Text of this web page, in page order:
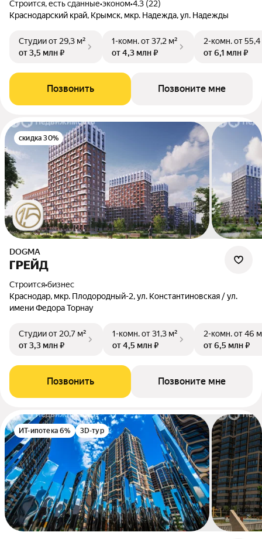
Строится, есть сданные•эконом•4.3 (22)
Краснодарский край, Крымск, мкр. Надежда, ул. Надежды
Студииот 29,3 м²
от 3,5 млн ₽
1-комн.от 37,2 м²
от 4,3 млн ₽
2-комн.от 55,4
от 6,1 млн ₽
Позвонить Позвоните мне
скидка 30%
DOGMA
ГРЕЙД
Строится•бизнес
Краснодар, мкр. Плодородный-2, ул. Константиновская / ул.
имени Федора Торнау
Студииот 20,7 м²
от 3,3 млн ₽
1-комн.от 31,3 м²
от 4,5 млн ₽
2-комн.от 46
от 6,5 млн ₽
Позвонить Позвоните мне
ИТ-ипотека 6% 3D-тур